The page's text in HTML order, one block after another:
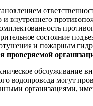
и внутреннего
состояние
и пожарным
проверяемой
обслуживание
водопровода могут
организациями,